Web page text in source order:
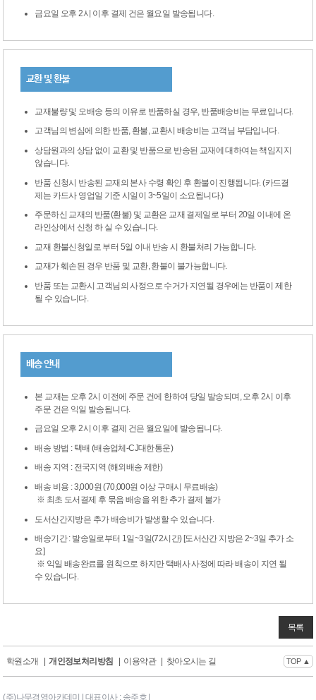
금요일 오후 2시 이후 결제 건은 월요일 발송됩니다.
교환 및 환불
교재불량 및 오배송 등의 이유로 반품하실 경우, 반품배송비는 무료입니다.
고객님의 변심에 의한 반품, 환불, 교환시 배송비는 고객님 부담입니다.
상담원과의 상담 없이 교환 및 반품으로 반송된 교재에 대하여는 책임지지
않습니다.
반품 신청시 반송된 교재의 본사 수령 확인 후 환불이 진행됩니다. (카드결
제는 카드사 영업일 기준 시일이 3~5일이 소요됩니다.)
주문하신 교재의 반품(환불) 및 교환은 교재 결제일로 부터 20일 이내에 온
라인상에서 신청 하 실 수 있습니다.
교재 환불신청일로 부터 5일 이내 반송 시 환불처리 가능합니다.
교재가 훼손된 경우 반품 및 교환, 환불이 불가능합니다.
반품 또는 교환시 고객님의 사정으로 수거가 지연될 경우에는 반품이 제한
될 수 있습니다.
배송 안내
본 교재는 오후 2시 이전에 주문 건에 한하여 당일 발송되며, 오후 2시 이후
주문 건은 익일 발송됩니다.
금요일 오후 2시 이후 결제 건은 월요일에 발송됩니다.
배송 방법 : 택배 (배송업체-CJ대한통운)
배송 지역 : 전국지역 (해외배송 제한)
배송 비용 : 3,000원 (70,000원 이상 구매시 무료배송)
※ 최초 도서결제 후 묶음 배송을 위한 추가 결제 불가
도서산간지방은 추가 배송비가 발생할 수 있습니다.
배송기간 : 발송일로부터 1일~3일(72시간) [도서산간 지방은 2~3일 추가 소
요]
※ 익일 배송완료를 원칙으로 하지만 택배사 사정에 따라 배송이 지연 될
수 있습니다.
목록
학원소개 개인정보처리방침 이용약관 찾아오시는 길 TOP ▲
(주)나무경영아카데미 | 대표이사 : 송주호 |